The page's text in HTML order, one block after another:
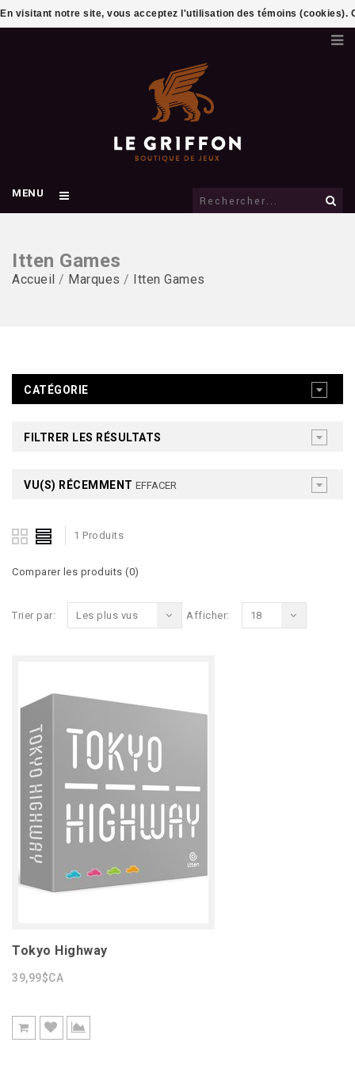
MENU
Itten Games
Accueil / Marques / Itten Games
CATÉGORIE
FILTRER LES RÉSULTATS
VU(S) RÉCEMMENT EFFACER
1 Produits
Comparer les produits (0)
Trier par: Les plus vus Afficher: 18
Tokyo Highway
39,99$CA
En visitant notre site, vous acceptez l'utilisation des témoins